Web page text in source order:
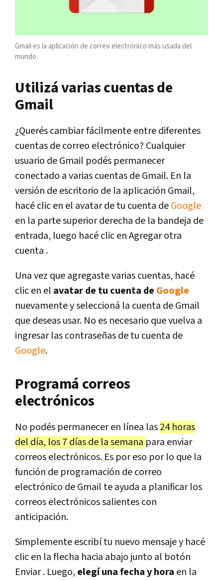
Gmail es la aplicación de correo electrónico más usada del
mundo.
Utilizá varias cuentas de
Gmail
¿Querés cambiar fácilmente entre diferentes
cuentas de correo electrónico? Cualquier
usuario de Gmail podés permanecer
conectado a varias cuentas de Gmail. En la
versión de escritorio de la aplicación Gmail,
hacé clic en el avatar de tu cuenta deGoogle
en la parte superior derecha de la bandeja de
entrada, luego hacé clic en Agregar otra
cuenta .
Una vez que agregaste varias cuentas, hacé
clic en el avatar de tu cuenta de Google
nuevamente y seleccioná la cuenta de Gmail
que deseas usar. No es necesario que vuelva a
ingresar las contraseñas de tu cuenta de
Google.
Programá correos
electrónicos
No podés permanecer en línea las24 horas
del día, los 7 días de la semana para enviar
correos electrónicos. Es por eso por lo que la
función de programación de correo
electrónico de Gmail te ayuda a planificar los
correos electrónicos salientes con
anticipación.
Simplemente escribí tu nuevo mensaje y hacé
clic en la flecha hacia abajo junto al botón
Enviar . Luego, elegí una fecha y hora en la